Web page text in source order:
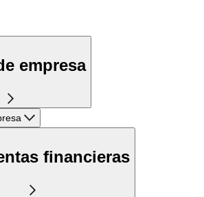
empresa
financieras